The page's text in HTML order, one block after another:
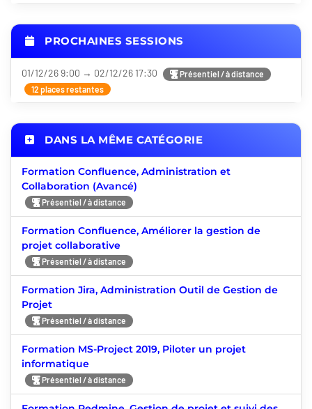
PROCHAINES SESSIONS
01/12/26 9:00 → 02/12/26 17:30
Présentiel / à distance
12 places restantes
DANS LA MÊME CATÉGORIE
Formation Confluence, Administration et
Collaboration (Avancé)
Présentiel / à distance
Formation Confluence, Améliorer la gestion de
projet collaborative
Présentiel / à distance
Formation Jira, Administration Outil de Gestion de
Projet
Présentiel / à distance
Formation MS-Project 2019, Piloter un projet
informatique
Présentiel / à distance